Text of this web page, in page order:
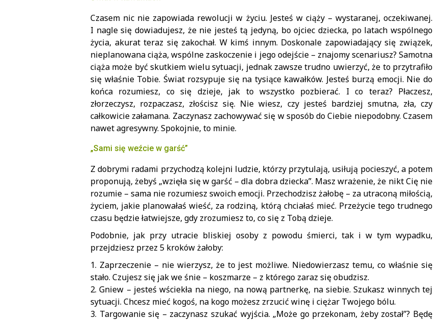
Czasem nic nie zapowiada rewolucji w życiu. Jesteś w ciąży – wystaranej, oczekiwanej.
I nagle się dowiadujesz, że nie jesteś tą jedyną, bo ojciec dziecka, po latach wspólnego
życia, akurat teraz się zakochał. W kimś innym. Doskonale zapowiadający się związek,
nieplanowana ciąża, wspólne zaskoczenie i jego odejście – znajomy scenariusz? Samotna
ciąża może być skutkiem wielu sytuacji, jednak zawsze trudno uwierzyć, że to przytrafiło
się właśnie Tobie. Świat rozsypuje się na tysiące kawałków. Jesteś burzą emocji. Nie do
końca rozumiesz, co się dzieje, jak to wszystko pozbierać. I co teraz? Płaczesz,
złorzeczysz, rozpaczasz, złościsz się. Nie wiesz, czy jesteś bardziej smutna, zła, czy
całkowicie załamana. Zaczynasz zachowywać się w sposób do Ciebie niepodobny. Czasem
nawet agresywny. Spokojnie, to minie.
„Sami się weźcie w garść”
Z dobrymi radami przychodzą kolejni ludzie, którzy przytulają, usiłują pocieszyć, a potem
proponują, żebyś „wzięła się w garść – dla dobra dziecka”. Masz wrażenie, że nikt Cię nie
rozumie – sama nie rozumiesz swoich emocji. Przechodzisz żałobę – za utraconą miłością,
życiem, jakie planowałaś wieść, za rodziną, którą chciałaś mieć. Przeżycie tego trudnego
czasu będzie łatwiejsze, gdy zrozumiesz to, co się z Tobą dzieje.
Podobnie, jak przy utracie bliskiej osoby z powodu śmierci, tak i w tym wypadku,
przejdziesz przez 5 kroków żałoby:
1. Zaprzeczenie – nie wierzysz, że to jest możliwe. Niedowierzasz temu, co właśnie się
stało. Czujesz się jak we śnie – koszmarze – z którego zaraz się obudzisz.
2. Gniew – jesteś wściekła na niego, na nową partnerkę, na siebie. Szukasz winnych tej
sytuacji. Chcesz mieć kogoś, na kogo możesz zrzucić winę i ciężar Twojego bólu.
3. Targowanie się – zaczynasz szukać wyjścia. „Może go przekonam, żeby został”? Będę